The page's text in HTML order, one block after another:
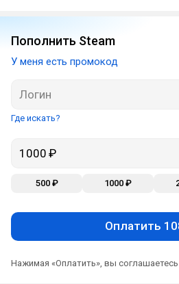
Пополнить Steam
У меня есть промокод
Где искать?
500 ₽ 1000 ₽
Оплатить
Нажимая «Оплатить», вы